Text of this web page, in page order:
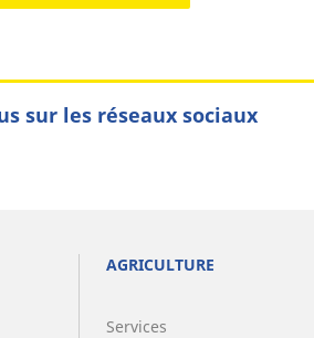
sur les réseaux sociaux
AGRICULTURE
Services